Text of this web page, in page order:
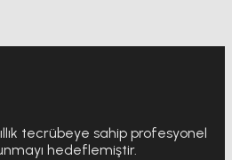
tecrübeye sahip profesyonel
hedeflemiştir.